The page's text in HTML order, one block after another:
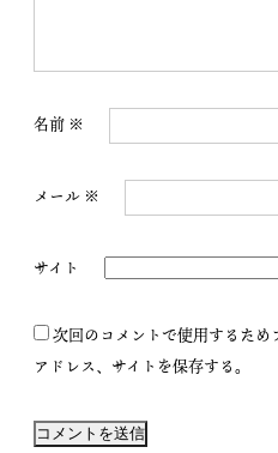
名前 ※
メール ※
サイト
次回のコメントで使用するた
アドレス、サイトを保存する。